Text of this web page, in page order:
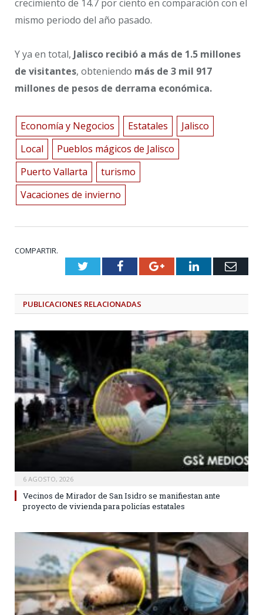
crecimiento de 14.7 por ciento en comparación con el
mismo periodo del año pasado.
Y ya en total, Jalisco recibió a más de 1.5 millones
de visitantes, obteniendo más de 3 mil 917
millones de pesos de derrama económica.
Economía y Negocios Estatales
Jalisco
Local
Pueblos mágicos de Jalisco
Puerto Vallarta
turismo
Vacaciones de invierno
COMPARTIR.
TwitterFacebookGoogle+LinkedIn
PUBLICACIONES RELACIONADAS
6 AGOSTO, 2026
Vecinos de Mirador de San Isidro se manifiestan ante
proyecto de vivienda para policías estatales